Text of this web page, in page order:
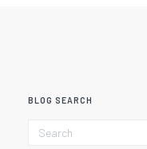
BLOG SEARCH